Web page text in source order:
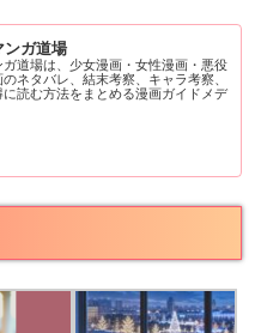
ガ道場
道場は、少女漫画・女性漫画・悪役
ネタバレ、結末考察、キャラ考察、
に読む方法をまとめる漫画ガイドメデ